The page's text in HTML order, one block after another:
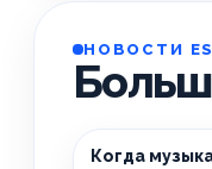
НОВОСТИ
Когда